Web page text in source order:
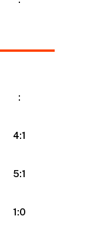
:
4:1
5:1
1:0